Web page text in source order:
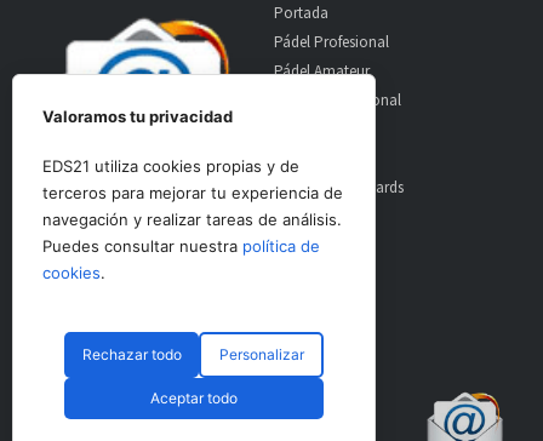
Portada
Pádel Profesional
Pádel Amateur
Pádel Internacional
Material
World Padel Awards
Contacto
Publicidad
© CopyRight 2024 PadelSpain
Valoramos tu privacidad
EDS21 utiliza cookies propias y de
terceros para mejorar tu experiencia de
navegación y realizar tareas de análisis.
Puedes consultar nuestra política de
cookies.
Rechazar todo Personalizar
Aceptar todo